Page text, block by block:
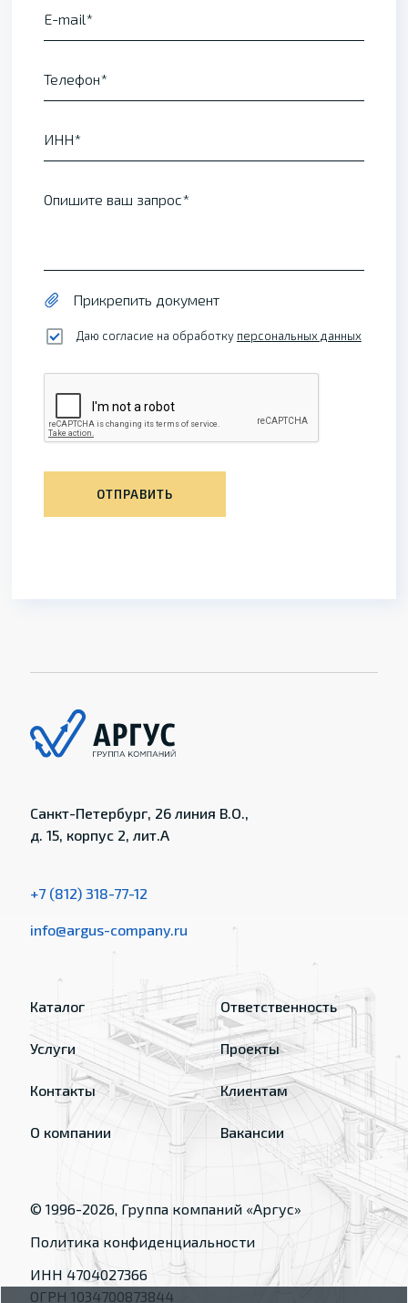
E-mail
Телефон
ИНН
Опишите ваш запрос
Прикрепить документ
Даю согласие на обработку персональных данных
ОТПРАВИТЬ
Санкт-Петербург, 26 линия В.О.,
д. 15, корпус 2, лит.А
+7 (812) 318-77-12
info@argus-company.ru
Каталог
Услуги
Контакты
О компании
Ответственность
Проекты
Клиентам
Вакансии
© 1996-2026, Группа компаний «Аргус»
Политика конфиденциальности
ИНН 4704027366
ОГРН 1034700873844